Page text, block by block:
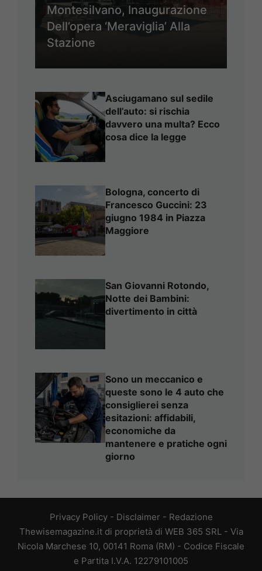
Montesilvano, Inaugurazione
Dell’opera ‘Meraviglia’ Alla
Stazione
Asciugamano sul sedile
dell’auto: si rischia
davvero una multa? Ecco
cosa dice la legge
Bologna, concerto di
Francesco Guccini: 23
giugno 1984 in Piazza
Maggiore
San Giovanni Rotondo,
Notte dei Bambini:
divertimento in città
Sono un meccanico e
queste sono le 4 auto che
consiglierei senza
esitazioni: affidabili,
economiche da
mantenere e pratiche ogni
giorno
Privacy Policy- Disclaimer - Redazione
Thewisemagazine.it di proprietà di WEB 365 SRL - Via
Nicola Marchese 10, 00141 Roma (RM) - Codice Fiscale
e Partita I.V.A. 12279101005